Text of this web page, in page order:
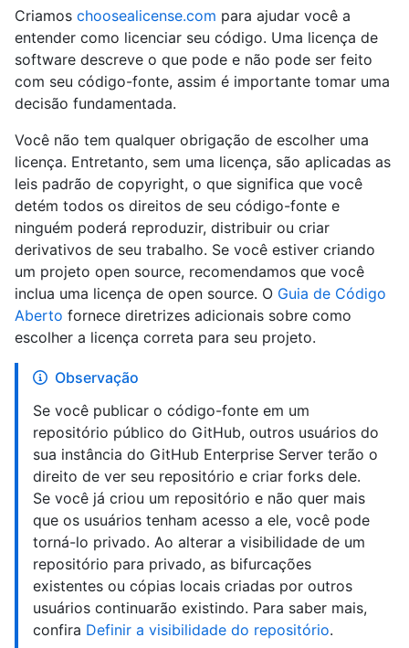
Criamos choosealicense.com para ajudar você a
entender como licenciar seu código. Uma licença de
software descreve o que pode e não pode ser feito
com seu código-fonte, assim é importante tomar uma
decisão fundamentada.
Você não tem qualquer obrigação de escolher uma
licença. Entretanto, sem uma licença, são aplicadas as
leis padrão de copyright, o que significa que você
detém todos os direitos de seu código-fonte e
ninguém poderá reproduzir, distribuir ou criar
derivativos de seu trabalho. Se você estiver criando
um projeto open source, recomendamos que você
inclua uma licença de open source. O Guia de Código
Aberto fornece diretrizes adicionais sobre como
escolher a licença correta para seu projeto.
Observação
Se você publicar o código-fonte em um
repositório público do GitHub, outros usuários do
sua instância do GitHub Enterprise Server terão o
direito de ver seu repositório e criar forks dele.
Se você já criou um repositório e não quer mais
que os usuários tenham acesso a ele, você pode
torná-lo privado. Ao alterar a visibilidade de um
repositório para privado, as bifurcações
existentes ou cópias locais criadas por outros
usuários continuarão existindo. Para saber mais,
confira Definir a visibilidade do repositório.